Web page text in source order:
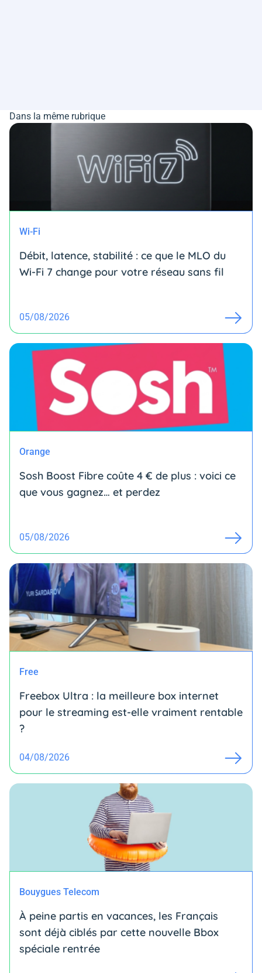
Dans la même rubrique
Wi-Fi
Débit, latence, stabilité : ce que le MLO du
Wi-Fi 7 change pour votre réseau sans fil
05/08/2026
Orange
Sosh Boost Fibre coûte 4 € de plus : voici ce
que vous gagnez… et perdez
05/08/2026
Free
Freebox Ultra : la meilleure box internet
pour le streaming est-elle vraiment rentable
?
04/08/2026
Bouygues Telecom
À peine partis en vacances, les Français
sont déjà ciblés par cette nouvelle Bbox
spéciale rentrée